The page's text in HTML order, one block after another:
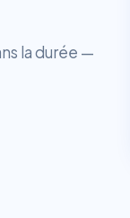
la durée —